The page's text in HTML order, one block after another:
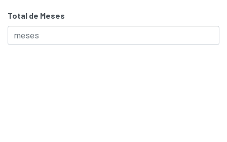
Total de Meses